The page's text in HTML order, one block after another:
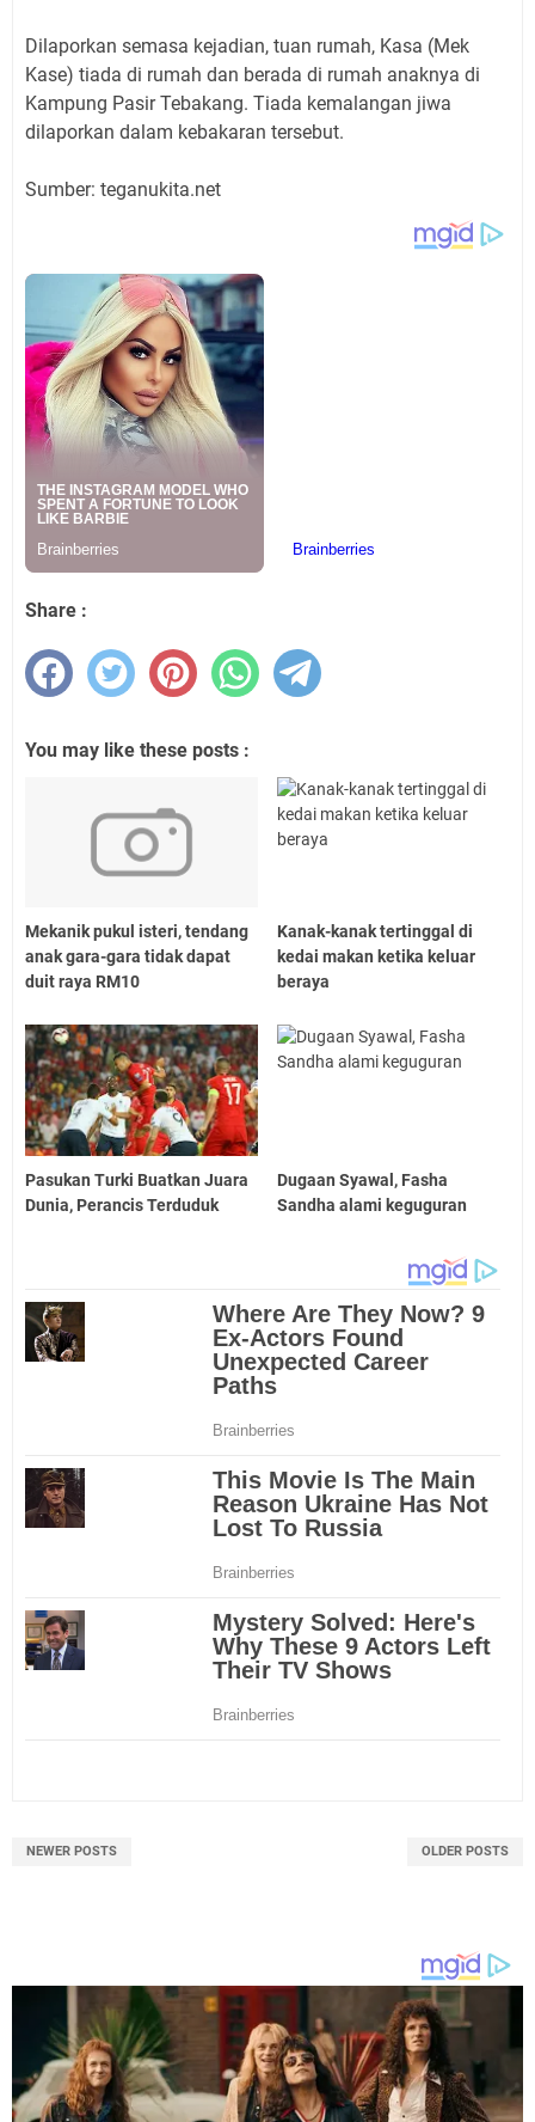
Dilaporkan semasa kejadian, tuan rumah, Kasa (Mek
Kase) tiada di rumah dan berada di rumah anaknya di
Kampung Pasir Tebakang. Tiada kemalangan jiwa
dilaporkan dalam kebakaran tersebut.
Sumber: teganukita.net
Share :
You may like these posts :
Mekanik pukul isteri, tendang
anak gara-gara tidak dapat
duit raya RM10
Kanak-kanak tertinggal di
kedai makan ketika keluar
beraya
Pasukan Turki Buatkan Juara
Dunia, Perancis Terduduk
Dugaan Syawal, Fasha
Sandha alami keguguran
NEWER POSTS OLDER POSTS